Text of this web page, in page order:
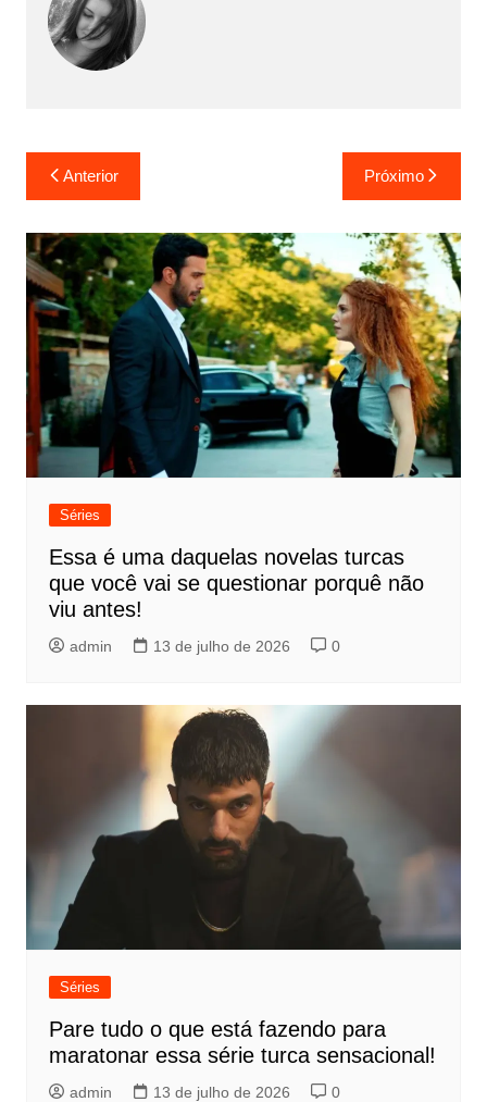
Navegação
de
Post
Anterior Próximo
Séries
Essa é uma daquelas novelas turcas
que você vai se questionar porquê não
viu antes!
admin 13 de julho de 2026 0
Séries
Pare tudo o que está fazendo para
maratonar essa série turca sensacional!
admin 13 de julho de 2026 0